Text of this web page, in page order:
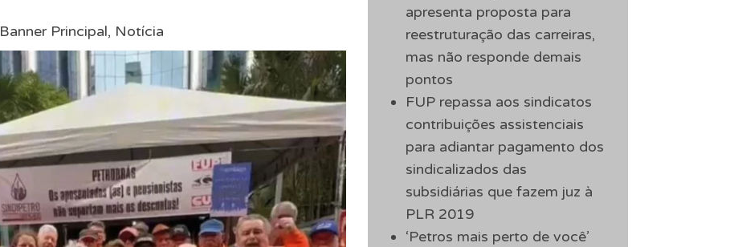
Banner Principal, Notícia
apresenta proposta para
reestruturação das carreiras,
mas não responde demais
pontos
FUP repassa aos sindicatos
contribuições assistenciais
para adiantar pagamento dos
sindicalizados das
subsidiárias que fazem juz à
PLR 2019
‘Petros mais perto de você’